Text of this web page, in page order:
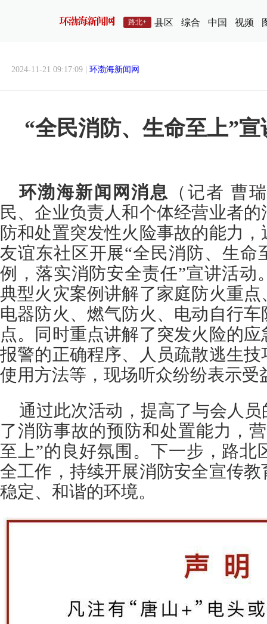
路北+ 县区 综合 中国 视频
2024-11-21 09:17:09 | 环渤海新闻网
“全民消防、生命至上”
环渤海新闻网消息
（记者 曹
民、企业负责人和个体经营业者
防和处置突发性火险事故的能力
友谊东社区开展“全民消防、生
例，落实消防安全责任”宣讲活动
典型火灾案例讲解了家庭防火重
电器防火、燃气防火、电动自行
点。同时重点讲解了突发火险的
报警的正确程序、人员疏散逃生
使用方法等，现场听众纷纷表示受
通过此次活动，提高了与会人
了消防事故的预防和处置能力，
至上”的良好氛围。下一步，路北
全工作，持续开展消防安全宣传
稳定、和谐的环境。